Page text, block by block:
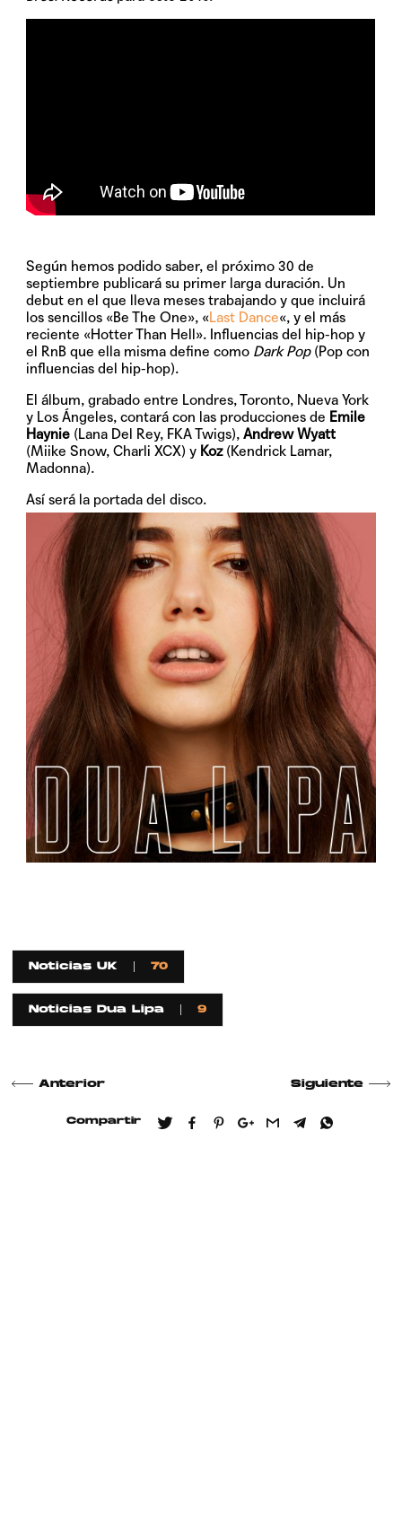
Según hemos podido saber, el próximo 30 de
septiembre publicará su primer larga duración. Un
debut en el que lleva meses trabajando y que incluirá
los sencillos «Be The One», «Last Dance«, y el más
reciente «Hotter Than Hell». Influencias del hip-hop y
el RnB que ella misma define como Dark Pop(Pop con
influencias del hip-hop).
El álbum, grabado entre Londres, Toronto, Nueva York
y Los Ángeles, contará con las producciones de Emile
Haynie (Lana Del Rey, FKA Twigs),Andrew Wyatt
(Miike Snow, Charli XCX) y Koz(Kendrick Lamar,
Madonna).
Así será la portada del disco.
Noticias UK 70
Noticias Dua Lipa 9
Anterior Siguiente
Compartir